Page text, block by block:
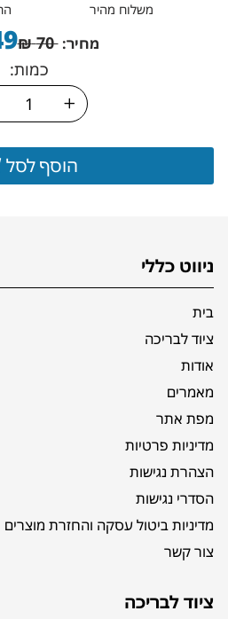
משלוח מהיר
מחיר: 70
₪
כמות:
הוסף לסל
ניווט כללי
בית
ציוד לבריכה
אודות
מאמרים
מפת אתר
מדיניות פרטיות
הצהרת נגישות
הסדרי נגישות
מדיניות ביטול עסקה והחזרת מוצרים
צור קשר
ציוד לבריכה